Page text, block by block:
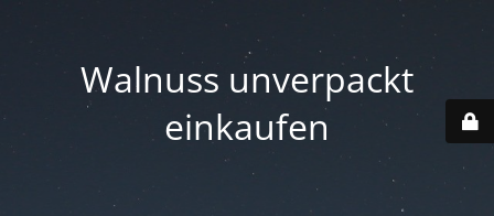
Walnuss unverpackt
einkaufen